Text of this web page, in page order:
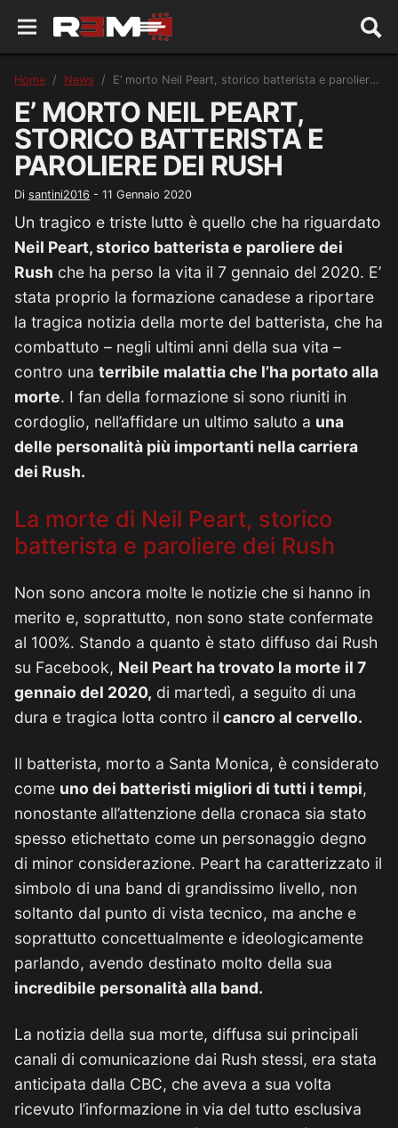
Home News E’ morto Neil Peart, storico batterista e paroliere dei Rush
E’ MORTO NEIL PEART,
STORICO BATTERISTA E
PAROLIERE DEI RUSH
Di santini2016 - 11 Gennaio 2020
Un tragico e triste lutto è quello che ha riguardato
Neil Peart, storico batterista e paroliere dei
Rush che ha perso la vita il 7 gennaio del 2020. E’
stata proprio la formazione canadese a riportare
la tragica notizia della morte del batterista, che ha
combattuto – negli ultimi anni della sua vita –
contro una terribile malattia che l’ha portato alla
morte. I fan della formazione si sono riuniti in
cordoglio, nell’affidare un ultimo saluto a una
delle personalità più importanti nella carriera
dei Rush.
La morte di Neil Peart, storico
batterista e paroliere dei Rush
Non sono ancora molte le notizie che si hanno in
merito e, soprattutto, non sono state confermate
al 100%. Stando a quanto è stato diffuso dai Rush
su Facebook, Neil Peart ha trovato la morte il 7
gennaio del 2020, di martedì, a seguito di una
dura e tragica lotta contro il cancro al cervello.
Il batterista, morto a Santa Monica, è considerato
come uno dei batteristi migliori di tutti i tempi,
nonostante all’attenzione della cronaca sia stato
spesso etichettato come un personaggio degno
di minor considerazione. Peart ha caratterizzato il
simbolo di una band di grandissimo livello, non
soltanto dal punto di vista tecnico, ma anche e
soprattutto concettualmente e ideologicamente
parlando, avendo destinato molto della sua
incredibile personalità alla band.
La notizia della sua morte, diffusa sui principali
canali di comunicazione dai Rush stessi, era stata
anticipata dalla CBC, che aveva a sua volta
ricevuto l’informazione in via del tutto esclusiva